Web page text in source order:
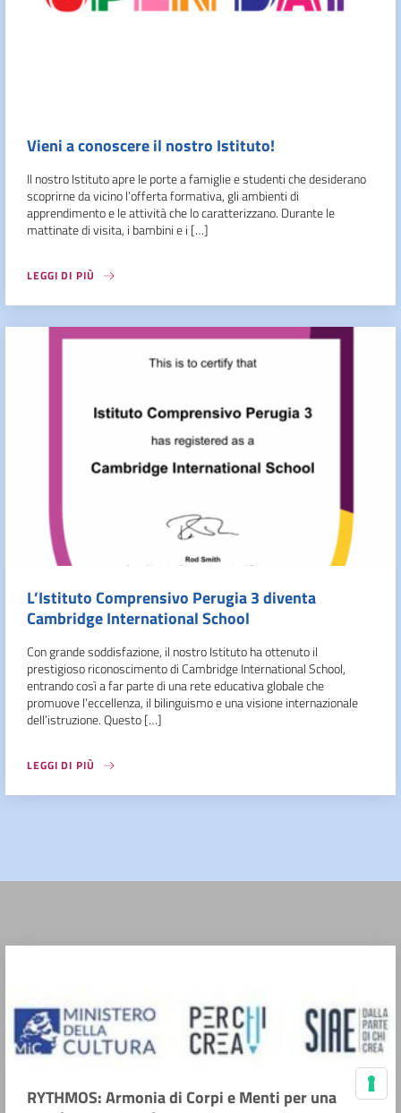
Vieni a conoscere il nostro Istituto!
Il nostro Istituto apre le porte a famiglie e studenti che desiderano
scoprirne da vicino l’offerta formativa, gli ambienti di
apprendimento e le attività che lo caratterizzano. Durante le
mattinate di visita, i bambini e i […]
LEGGI DI PIÙ
L’Istituto Comprensivo Perugia 3 diventa
Cambridge International School
Con grande soddisfazione, il nostro Istituto ha ottenuto il
prestigioso riconoscimento di Cambridge International School,
entrando così a far parte di una rete educativa globale che
promuove l’eccellenza, il bilinguismo e una visione internazionale
dell’istruzione. Questo […]
LEGGI DI PIÙ
RYTHMOS: Armonia di Corpi e Menti per una
Le